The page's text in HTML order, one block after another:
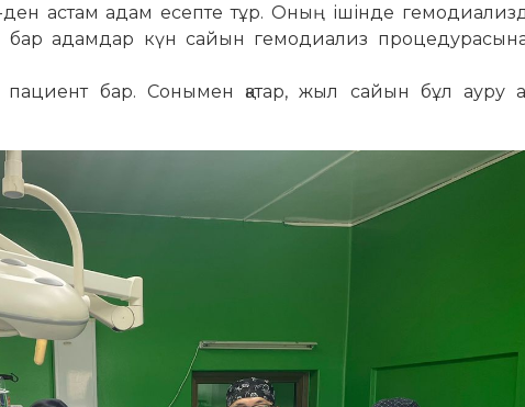
ден астам адам есепте тұр. Оның ішінде
бар адамдар күн сайын гемодиализ
пациент бар. Сонымен қатар, жыл сайын бұл ауру